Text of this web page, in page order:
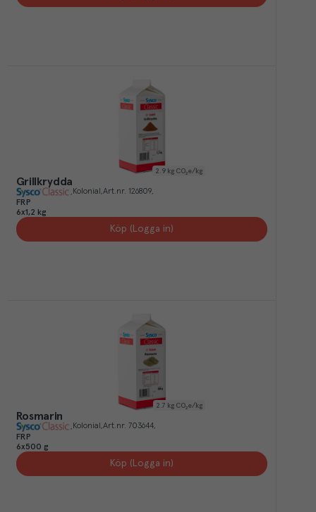
2.9 kg CO₂e/kg
Grillkrydda
Kolonial Art.nr. 126809
FRP
6x1,2 kg
Köp (Logga in)
2.7 kg CO₂e/kg
Rosmarin
Kolonial Art.nr. 703644
FRP
6x500 g
Köp (Logga in)